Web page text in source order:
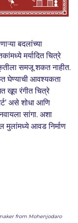
बदलांच्या
मर्यादित चित्रे
समजू शकत नाहीत.
घेण्याची आवश्यकता
खूप रंगीत चित्रे
असे शोधा आणि
सांगा. अशा
मुलांमध्ये आवड निर्माण
from Mohenjodaro